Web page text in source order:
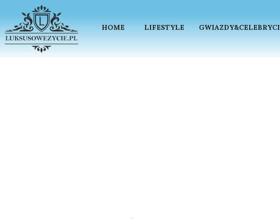
HOME LIFESTYLE GWIAZDY&CELEBRYCI